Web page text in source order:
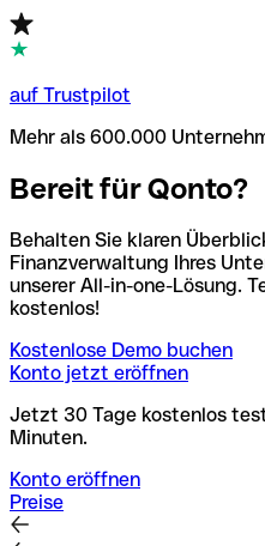
auf Trustpilot
Mehr als 600.000
Bereit für Qonto?
Behalten Sie klaren
Finanzverwaltung Ihres
unserer All-in-one-Lösung.
kostenlos!
Kostenlose Demo buchen
Konto jetzt eröffnen
Jetzt 30 Tage kostenlos
Minuten.
Konto eröffnen
Preise